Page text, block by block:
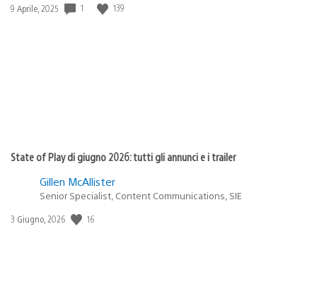
Data
9 Aprile, 2025 1 139
State of Play di giugno 2026: tutti gli annunci e i trailer
Gillen McAllister
Senior Specialist, Content Communications, SIE
Data
3 Giugno, 2026 16